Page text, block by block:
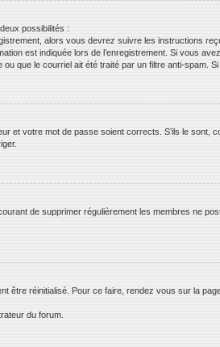
possibilités :
alors vous devrez suivre les instructions
est indiquée lors de l’enregistrement. Si vous
que le courriel ait été traité par un filtre anti-spam.
et votre mot de passe soient corrects. S’ils le
de supprimer régulièrement les membres ne
être réinitialisé. Pour ce faire, rendez vous sur la
du forum.